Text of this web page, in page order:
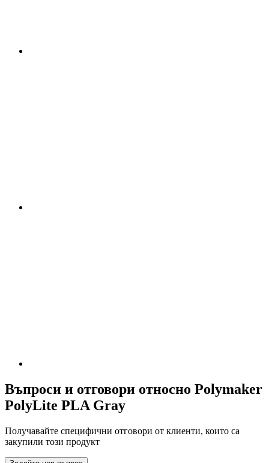
Въпроси и отговори относно Polymaker
PolyLite PLA Gray
Получавайте специфични отговори от клиенти, които са
закупили този продукт